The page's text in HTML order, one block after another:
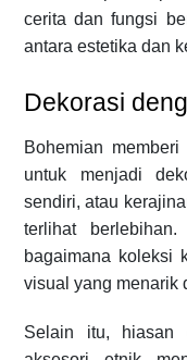
cerita dan fungsi
antara estetika dan
Dekorasi
Bohemian
untuk menjadi
sendiri, atau
terlihat
bagaimana koleksi
visual yang menarik
Selain itu, hiasan